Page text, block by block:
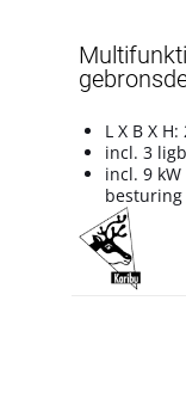
L X B X
incl. 3
incl. 9
besturing